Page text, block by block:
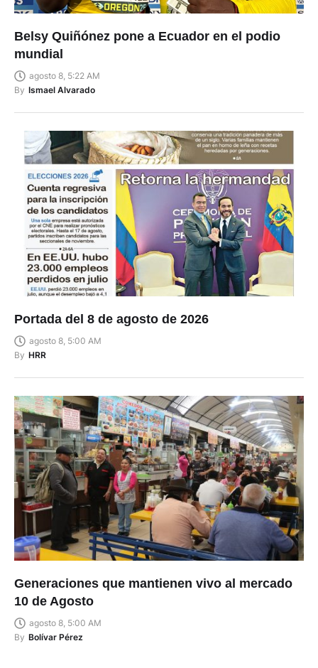
Belsy Quiñónez pone a Ecuador en el podio
mundial
agosto 8, 5:22 AM
By Ismael Alvarado
Portada del 8 de agosto de 2026
agosto 8, 5:00 AM
By HRR
Generaciones que mantienen vivo al mercado
10 de Agosto
agosto 8, 5:00 AM
By Bolívar Pérez